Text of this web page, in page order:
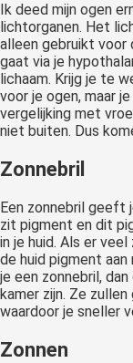
Ik deed mijn ogen
lichtorganen. Het
alleen gebruikt
gaat via je
lichaam. Krijg je te
voor je ogen, maar
vergelijking met
niet buiten. Dus
Zonnebril
Een zonnebril geeft
zit pigment en dit
in je huid. Als er
de huid pigment
je een zonnebril,
kamer zijn. Ze
waardoor je sneller
Zonnen